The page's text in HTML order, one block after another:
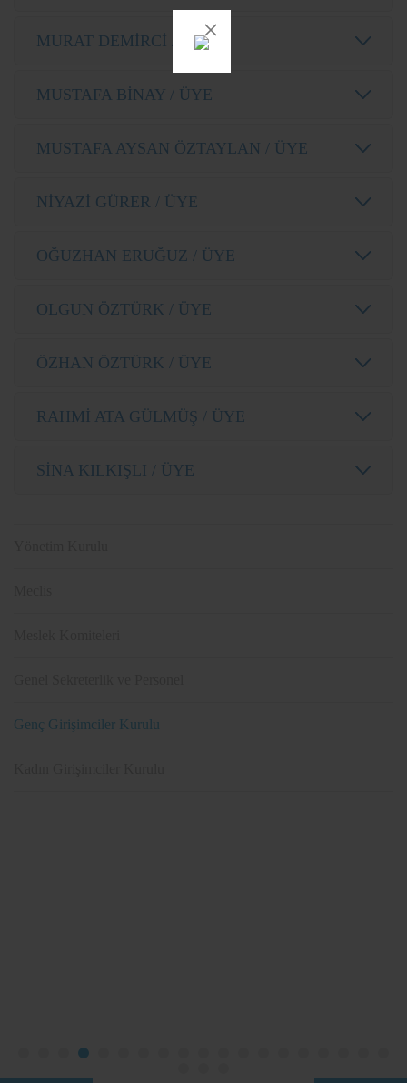
Genç Girişimciler Kurulu
MURAT DEMİRCİ / ÜYE
MUSTAFA BİNAY / ÜYE
MUSTAFA AYSAN ÖZTAYLAN / ÜYE
NİYAZİ GÜRER / ÜYE
OĞUZHAN ERUĞUZ / ÜYE
OLGUN ÖZTÜRK / ÜYE
ÖZHAN ÖZTÜRK / ÜYE
RAHMİ ATA GÜLMÜŞ / ÜYE
SİNA KILKIŞLI / ÜYE